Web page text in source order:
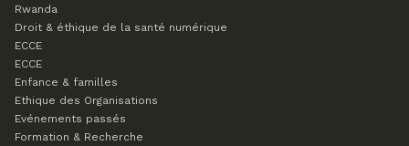
Rwanda
Droit & éthique de la santé numérique
ECCE
ECCE
Enfance & familles
Ethique des Organisations
Evénements passés
Formation & Recherche